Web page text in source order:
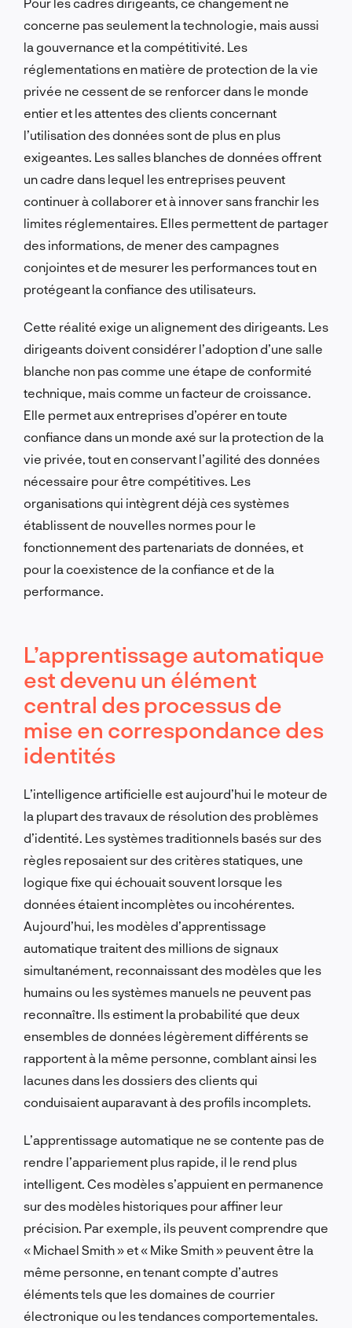
concerne pas seulement la technologie, mais aussi
la gouvernance et la compétitivité. Les
réglementations en matière de protection de la vie
privée ne cessent de se renforcer dans le monde
entier et les attentes des clients concernant
l’utilisation des données sont de plus en plus
exigeantes. Les salles blanches de données offrent
un cadre dans lequel les entreprises peuvent
continuer à collaborer et à innover sans franchir les
limites réglementaires. Elles permettent de partager
des informations, de mener des campagnes
conjointes et de mesurer les performances tout en
protégeant la confiance des utilisateurs.
Cette réalité exige un alignement des dirigeants. Les
dirigeants doivent considérer l’adoption d’une salle
blanche non pas comme une étape de conformité
technique, mais comme un facteur de croissance.
Elle permet aux entreprises d’opérer en toute
confiance dans un monde axé sur la protection de la
vie privée, tout en conservant l’agilité des données
nécessaire pour être compétitives. Les
organisations qui intègrent déjà ces systèmes
établissent de nouvelles normes pour le
fonctionnement des partenariats de données, et
pour la coexistence de la confiance et de la
performance.
L’apprentissage automatique
est devenu un élément
central des processus de
mise en correspondance des
identités
L’intelligence artificielle est aujourd’hui le moteur de
la plupart des travaux de résolution des problèmes
d’identité. Les systèmes traditionnels basés sur des
règles reposaient sur des critères statiques, une
logique fixe qui échouait souvent lorsque les
données étaient incomplètes ou incohérentes.
Aujourd’hui, les modèles d’apprentissage
automatique traitent des millions de signaux
simultanément, reconnaissant des modèles que les
humains ou les systèmes manuels ne peuvent pas
reconnaître. Ils estiment la probabilité que deux
ensembles de données légèrement différents se
rapportent à la même personne, comblant ainsi les
lacunes dans les dossiers des clients qui
conduisaient auparavant à des profils incomplets.
L’apprentissage automatique ne se contente pas de
rendre l’appariement plus rapide, il le rend plus
intelligent. Ces modèles s’appuient en permanence
sur des modèles historiques pour affiner leur
précision. Par exemple, ils peuvent comprendre que
« Michael Smith » et « Mike Smith » peuvent être la
même personne, en tenant compte d’autres
éléments tels que les domaines de courrier
électronique ou les tendances comportementales.